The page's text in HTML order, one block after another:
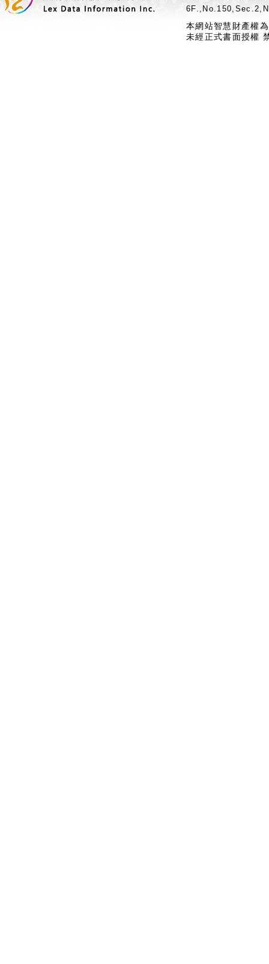
本網站智慧財產權
未經正式書面授權